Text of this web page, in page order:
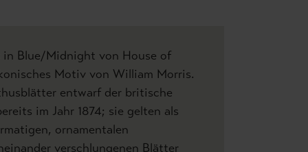
in Blue/Midnight von House of
Motiv von William Morris.
entwarf der britische
im Jahr 1874; sie gelten als
ornamentalen
verschlungenen Blätter